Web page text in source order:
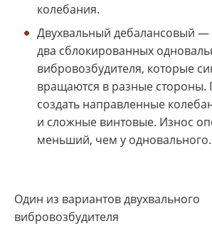
колебания.
Двухвальный дебалансовый —
два сблокированных
вибровозбудителя, которые
вращаются в разные стороны.
создать направленные
и сложные винтовые. Износ
меньший, чем у одновального.
Один из вариантов двухвального
вибровозбудителя